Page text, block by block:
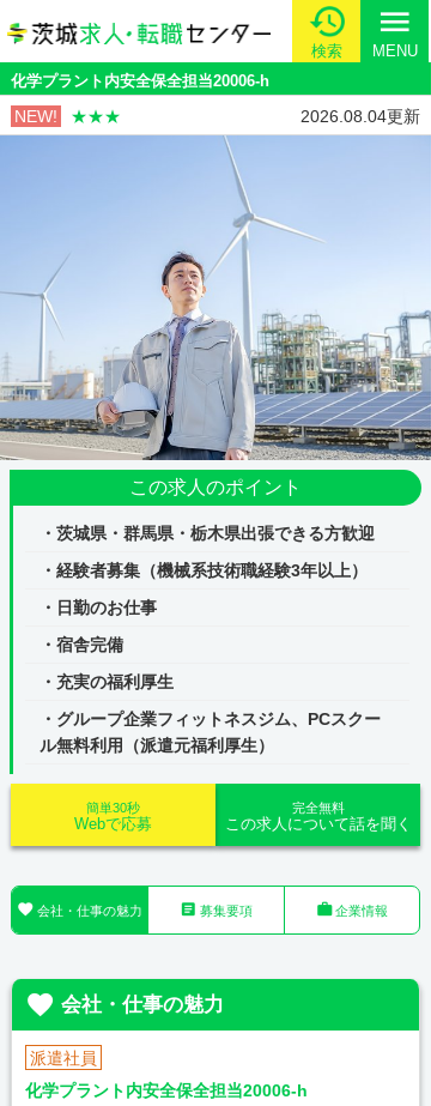
検索
menu
MENU
化学プラント内安全保全担当20006-h
NEW! ★★★ 2026.08.04更新
この求人のポイント
・茨城県・群馬県・栃木県出張できる方歓迎
・経験者募集（機械系技術職経験3年以上）
・日勤のお仕事
・宿舎完備
・充実の福利厚生
・グループ企業フィットネスジム、PCスクー
ル無料利用（派遣元福利厚生）
完全無料
この求人について話を聞く
簡単30秒
Webで応募
 会社・仕事の魅力  募集要項 企業情報
 会社・仕事の魅力
派遣社員
化学プラント内安全保全担当20006-h